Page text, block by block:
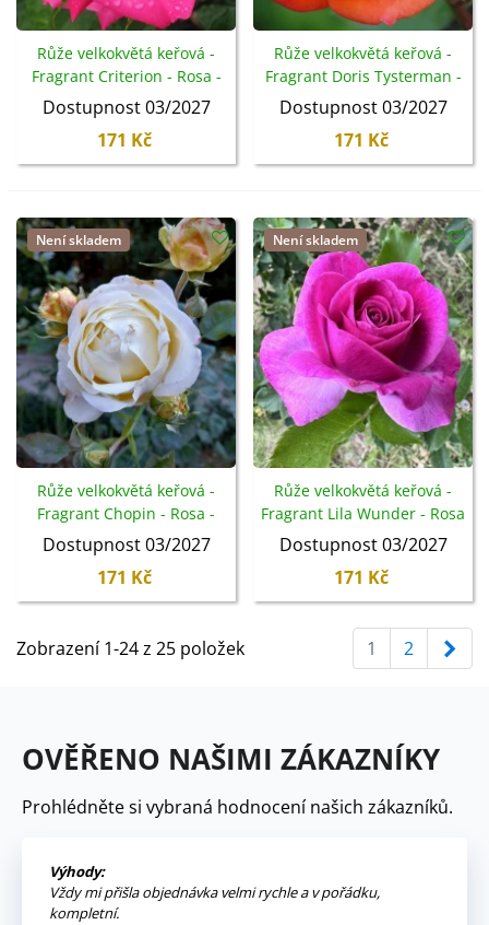
Růže velkokvětá keřová -
Fragrant Criterion - Rosa -
prostokořenné sazenice
růže - 1 ks
Dostupnost 03/2027
171 Kč
Růže velkokvětá keřová -
Fragrant Doris Tysterman -
Rosa - prostokořenné
sazenice růže - 1 ks
Dostupnost 03/2027
171 Kč
Není skladem
Růže velkokvětá keřová -
Fragrant Chopin - Rosa -
prostokořenné sazenice
růže - 1 ks
Dostupnost 03/2027
171 Kč
Není skladem
Růže velkokvětá keřová -
Fragrant Lila Wunder - Rosa
- prostokořenné sazenice
růže - 1 ks
Dostupnost 03/2027
171 Kč
Zobrazení 1-24 z 25 položek 1 2
OVĚŘENO NAŠIMI ZÁKAZNÍKY
Prohlédněte si vybraná hodnocení našich zákazníků.
Výhody:
Vždy mi přišla objednávka velmi rychle a v pořádku,
kompletní.